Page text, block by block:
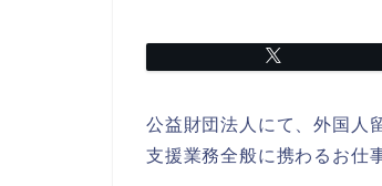
公益財団法人にて、外国人
支援業務全般に携わるお仕